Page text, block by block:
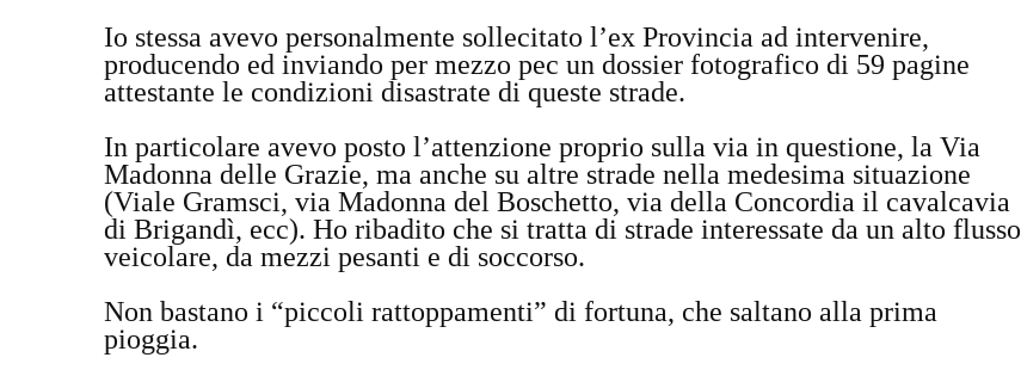
Io stessa avevo personalmente sollecitato l’ex Provincia ad intervenire,
producendo ed inviando per mezzo pec un dossier fotografico di 59 pagine
attestante le condizioni disastrate di queste strade.
In particolare avevo posto l’attenzione proprio sulla via in questione, la Via
Madonna delle Grazie, ma anche su altre strade nella medesima situazione
(Viale Gramsci, via Madonna del Boschetto, via della Concordia il cavalcavia
di Brigandì, ecc). Ho ribadito che si tratta di strade interessate da un alto flusso
veicolare, da mezzi pesanti e di soccorso.
Non bastano i “piccoli rattoppamenti” di fortuna, che saltano alla prima
pioggia.